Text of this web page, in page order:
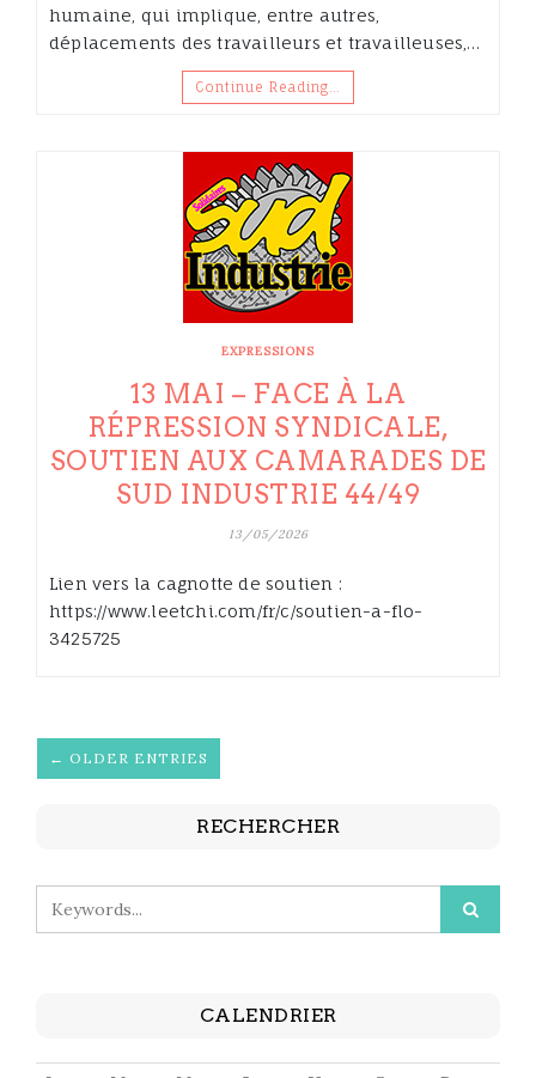
humaine, qui implique, entre autres,
déplacements des travailleurs et travailleuses,…
Continue Reading…
EXPRESSIONS
13 MAI – FACE À LA
RÉPRESSION SYNDICALE,
SOUTIEN AUX CAMARADES DE
SUD INDUSTRIE 44/49
13/05/2026
Lien vers la cagnotte de soutien :
https://www.leetchi.com/fr/c/soutien-a-flo-
3425725
← OLDER ENTRIES
RECHERCHER
CALENDRIER